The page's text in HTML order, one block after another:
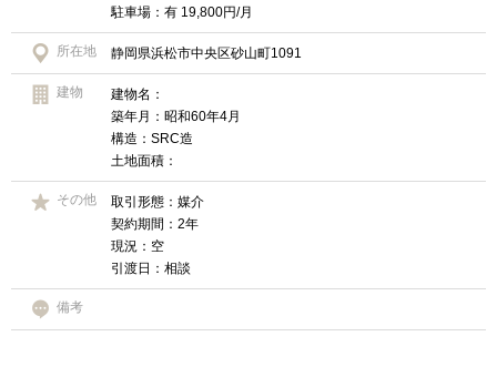
駐車場：有 19,800円/月
所在地 静岡県浜松市中央区砂山町1091
建物
建物名：
築年月：昭和60年4月
構造：SRC造
土地面積：
その他
取引形態：媒介
契約期間：2年
現況：空
引渡日：相談
備考